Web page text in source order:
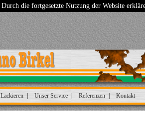
Durch die fortgesetzte Nutzung der Website
Lackieren Unser Service Referenzen Kontakt